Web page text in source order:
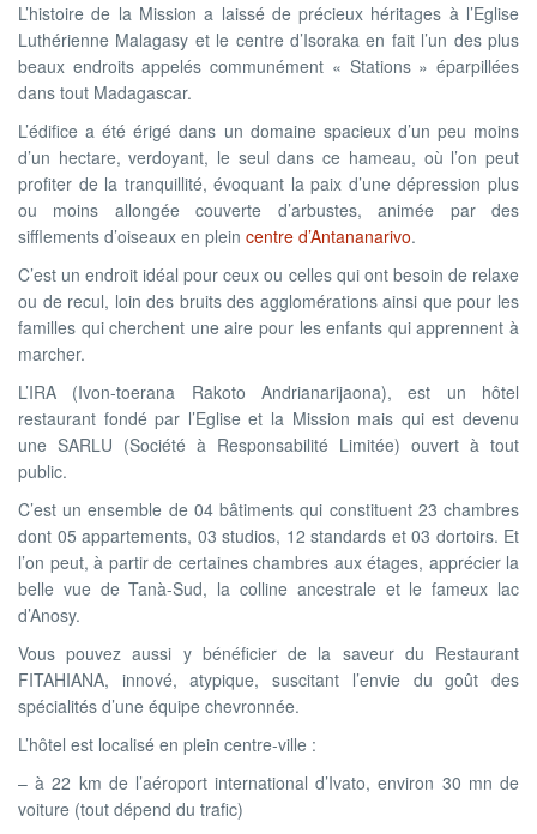
L’histoire de la Mission a laissé de précieux héritages à l’Eglise
Luthérienne Malagasy et le centre d’Isoraka en fait l’un des plus
beaux endroits appelés communément « Stations » éparpillées
dans tout Madagascar.
L’édifice a été érigé dans un domaine spacieux d’un peu moins
d’un hectare, verdoyant, le seul dans ce hameau, où l’on peut
profiter de la tranquillité, évoquant la paix d’une dépression plus
ou moins allongée couverte d’arbustes, animée par des
sifflements d’oiseaux en plein centre d’Antananarivo.
C’est un endroit idéal pour ceux ou celles qui ont besoin de relaxe
ou de recul, loin des bruits des agglomérations ainsi que pour les
familles qui cherchent une aire pour les enfants qui apprennent à
marcher.
L’IRA (Ivon-toerana Rakoto Andrianarijaona), est un hôtel
restaurant fondé par l’Eglise et la Mission mais qui est devenu
une SARLU (Société à Responsabilité Limitée) ouvert à tout
public.
C’est un ensemble de 04 bâtiments qui constituent 23 chambres
dont 05 appartements, 03 studios, 12 standards et 03 dortoirs. Et
l’on peut, à partir de certaines chambres aux étages, apprécier la
belle vue de Tanà-Sud, la colline ancestrale et le fameux lac
d’Anosy.
Vous pouvez aussi y bénéficier de la saveur du Restaurant
FITAHIANA, innové, atypique, suscitant l’envie du goût des
spécialités d’une équipe chevronnée.
L’hôtel est localisé en plein centre-ville :
– à 22 km de l’aéroport international d’Ivato, environ 30 mn de
voiture (tout dépend du trafic)